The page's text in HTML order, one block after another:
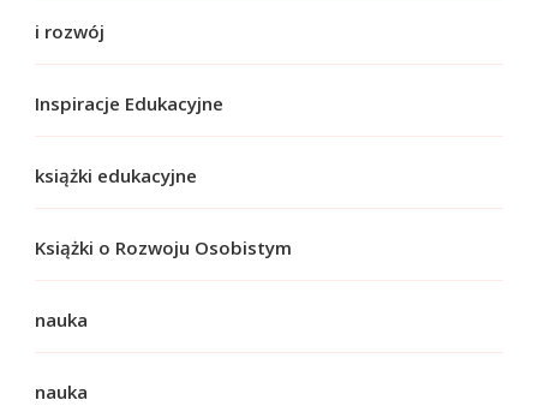
i rozwój
Inspiracje Edukacyjne
książki edukacyjne
Książki o Rozwoju Osobistym
nauka
nauka